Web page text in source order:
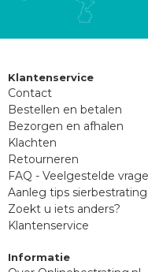
Klantenservice
Contact
Bestellen en betalen
Bezorgen en afhalen
Klachten
Retourneren
FAQ - Veelgestelde
Aanleg tips sierbestrating
Zoekt u iets anders?
Klantenservice
Informatie